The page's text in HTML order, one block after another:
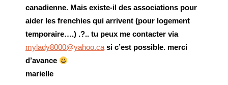
canadienne. Mais existe-il des associations pour
aider les frenchies qui arrivent (pour logement
temporaire….) .?.. tu peux me contacter via
mylady8000@yahoo.ca si c’est possible. merci
d’avance
marielle